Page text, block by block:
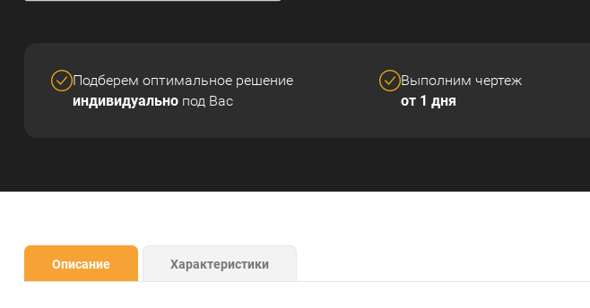
Подберем оптимальное решение
индивидуально под Вас
Выполним чертеж
от 1 дня
Описание Характеристики